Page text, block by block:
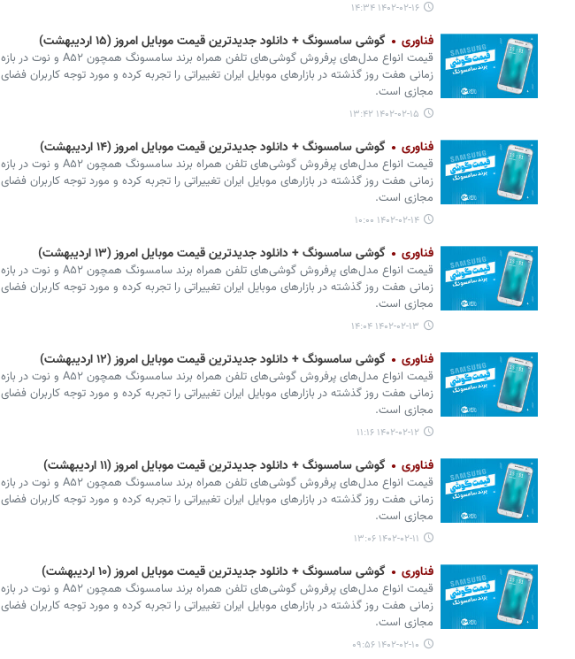
۱۴۰۲-۰۲-۱۶ ۱۴:۳۴
فناوری گوشی سامسونگ + دانلود جدیدترین قیمت موبایل امروز (۱۵ اردیبهشت)
قیمت انواع مدل‌های پرفروش گوشی‌های تلفن همراه برند سامسونگ همچون A۵۲ و نوت در بازه
زمانی هفت روز گذشته در بازارهای موبایل ایران تغییراتی را تجربه کرده و مورد توجه کاربران فضای
مجازی است.
۱۴۰۲-۰۲-۱۵ ۱۳:۴۲
فناوری گوشی سامسونگ + دانلود جدیدترین قیمت موبایل امروز (۱۴ اردیبهشت)
قیمت انواع مدل‌های پرفروش گوشی‌های تلفن همراه برند سامسونگ همچون A۵۲ و نوت در بازه
زمانی هفت روز گذشته در بازارهای موبایل ایران تغییراتی را تجربه کرده و مورد توجه کاربران فضای
مجازی است.
۱۴۰۲-۰۲-۱۴ ۱۰:۰۰
فناوری گوشی سامسونگ + دانلود جدیدترین قیمت موبایل امروز (۱۳ اردیبهشت)
قیمت انواع مدل‌های پرفروش گوشی‌های تلفن همراه برند سامسونگ همچون A۵۲ و نوت در بازه
زمانی هفت روز گذشته در بازارهای موبایل ایران تغییراتی را تجربه کرده و مورد توجه کاربران فضای
مجازی است.
۱۴۰۲-۰۲-۱۳ ۱۴:۰۴
فناوری گوشی سامسونگ + دانلود جدیدترین قیمت موبایل امروز (۱۲ اردیبهشت)
قیمت انواع مدل‌های پرفروش گوشی‌های تلفن همراه برند سامسونگ همچون A۵۲ و نوت در بازه
زمانی هفت روز گذشته در بازارهای موبایل ایران تغییراتی را تجربه کرده و مورد توجه کاربران فضای
مجازی است.
۱۴۰۲-۰۲-۱۲ ۱۱:۱۶
فناوری گوشی سامسونگ + دانلود جدیدترین قیمت موبایل امروز (۱۱ اردیبهشت)
قیمت انواع مدل‌های پرفروش گوشی‌های تلفن همراه برند سامسونگ همچون A۵۲ و نوت در بازه
زمانی هفت روز گذشته در بازارهای موبایل ایران تغییراتی را تجربه کرده و مورد توجه کاربران فضای
مجازی است.
۱۴۰۲-۰۲-۱۱ ۱۳:۰۶
فناوری گوشی سامسونگ + دانلود جدیدترین قیمت موبایل امروز (۱۰ اردیبهشت)
قیمت انواع مدل‌های پرفروش گوشی‌های تلفن همراه برند سامسونگ همچون A۵۲ و نوت در بازه
زمانی هفت روز گذشته در بازارهای موبایل ایران تغییراتی را تجربه کرده و مورد توجه کاربران فضای
مجازی است.
۱۴۰۲-۰۲-۱۰ ۰۹:۵۶